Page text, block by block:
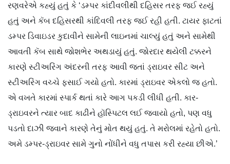
રણવરેએ કહ્યું હતું કે ‘ડમ્પર કાંદીવલીથી દહિસર તરફ જઈ રહ્યું
હતું અને કૅબ દહિસરથી કાંદિવલી તરફ જઈ રહી હતી. ટાયર ફાટતાં
ડમ્પર ડિવાઇડર કુદાવીને સામેની લાઇનમાં ચાલ્યું હતું અને સામેથી
આવતી કૅબ સાથે જોશભેર અથડાયું હતું. જોરદાર થયેલી ટક્કરને
કારણે સ્ટીઅરિંગ અંદરની તરફ આવી જતાં ડ્રાઇવર સીટ અને
સ્ટીઅરિંગ વચ્ચે ફસાઈ ગયો હતો. કારમાં ડ્રાઇવર એકલો જ હતો.
એ વખતે કારમાં સ્પાર્ક થતાં કારે આગ પકડી લીધી હતી. કાર-
ડ્રાઇવરને ત્યાર બાદ કાઢીને હૉસ્પિટલ લઈ જવાયો હતો, પણ વધુ
પડતો દાઝી જવાને કારણે તેનું મોત થયું હતું. તે મરોલમાં રહેતો હતો.
અમે ડમ્પર-ડ્રાઇવર સામે ગુનો નોંધીને વધુ તપાસ કરી રહ્યા છીએ.’